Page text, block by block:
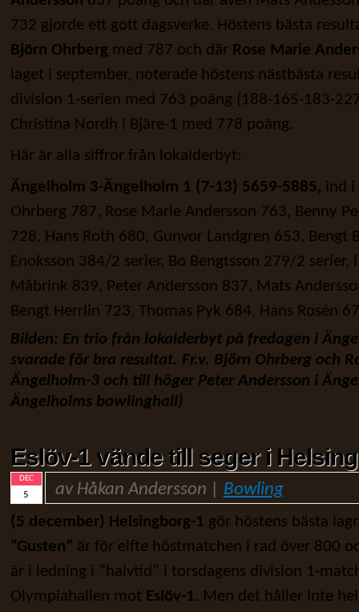
732 gjorde ett gott dagsverke. Höstens bästa
Björn Ohrbergmed 787 och där Rose Marie
laget i september, noterade höstens nästbästa
division 1-serien med 763 poäng (188-165-183-
Christina Nordh i Bjäre-1 med 778 poäng.
Här är alla siffror från lokalderbyt:
Ängelholm 3-Ängelholm 1 (7-13) 5659-5885, ind i
Ohrberg 787, Rose Marie Andersson 763, Benny
728, Hans Roth 680, Gunvor Landgren 653, Bengt
Enoksson 384/2 serier, Bo Bengtsson 279/2 serier,
Måbrink 839, Peter Andersson 837, Mats
Bengt Herrlin 723, Thomas Pyk 684, Hans Rosén
Bilden: En trio från lokalderbyt på fredagen i
svarade för bra resultat. Fr.v. Björn Ohrberg och
Ängelholm-3 och till höger Peter Andersson i
Ängelholms bowlinghall)
Eslöv-1 vände till seger i
DEC
5 av Håkan Andersson | Bowling
(5 december) Helsingborg-1 gör höstens bästa
”Gusten” är för elfte höstmatchen i rad över 800
är i ledning i ”halvtid” i torsdagens division 1-
Olympiahallen mot Eslöv-1. Men det håller inte